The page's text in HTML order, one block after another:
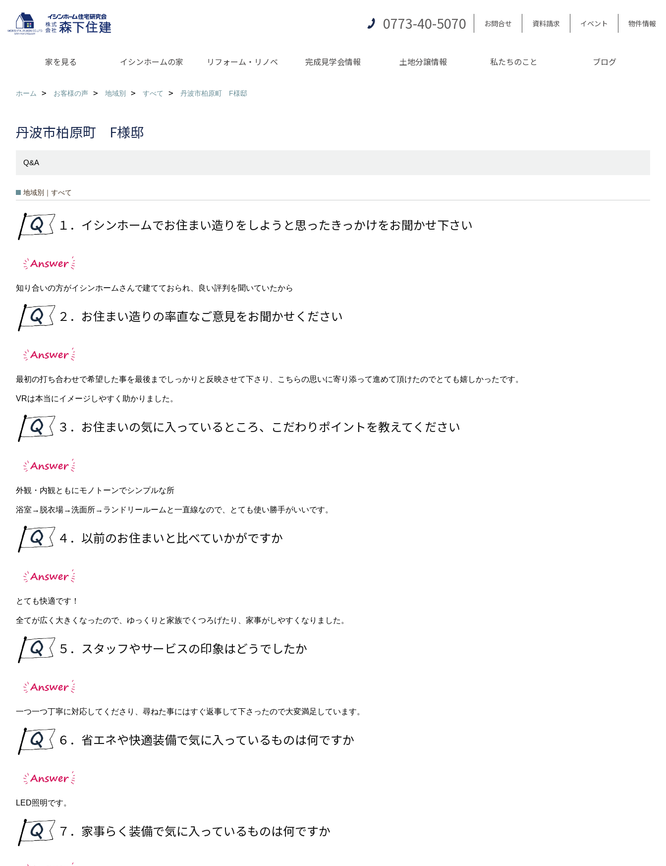
0773-40-5070 お問合せ 資料請求 イベント 物件情報
家を見る イシンホームの家 リフォーム・リノベ 完成見学会情報 土地分譲情報 私たちのこと ブログ
ホーム お客様の声 地域別 すべて 丹波市柏原町 F様邸
丹波市柏原町 F様邸
Q&A
地域別｜すべて
１．イシンホームでお住まい造りをしようと思ったきっかけをお聞かせ下さい
知り合いの方がイシンホームさんで建てておられ、良い評判を聞いていたから
２．お住まい造りの率直なご意見をお聞かせください
最初の打ち合わせで希望した事を最後までしっかりと反映させて下さり、こちらの思いに寄り添って進めて頂けたのでとても嬉しかったです。
VRは本当にイメージしやすく助かりました。
３．お住まいの気に入っているところ、こだわりポイントを教えてください
外観・内観ともにモノトーンでシンプルな所
浴室→脱衣場→洗面所→ランドリールームと一直線なので、とても使い勝手がいいです。
４．以前のお住まいと比べていかがですか
とても快適です！
全てが広く大きくなったので、ゆっくりと家族でくつろげたり、家事がしやすくなりました。
５．スタッフやサービスの印象はどうでしたか
一つ一つ丁寧に対応してくださり、尋ねた事にはすぐ返事して下さったので大変満足しています。
６．省エネや快適装備で気に入っているものは何ですか
LED照明です。
７．家事らく装備で気に入っているものは何ですか